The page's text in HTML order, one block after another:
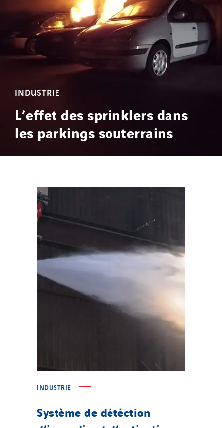
INDUSTRIE
L’effet des sprinklers dans
les parkings souterrains
INDUSTRIE
Système de détéction